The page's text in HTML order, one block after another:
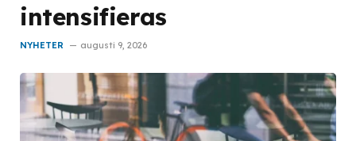
intensifieras
NYHETER augusti 9, 2026